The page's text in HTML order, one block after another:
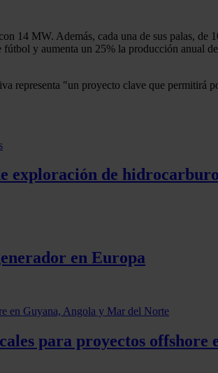
14 MW. Además, cada una de sus palas, de
y aumenta un 25% la producción anual
representa "un proyecto clave que permitirá
exploración de
en Europa
para proyectos